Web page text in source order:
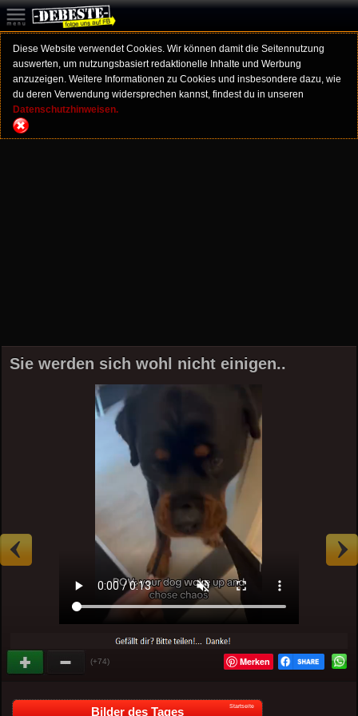
Diese Website verwendet Cookies. Wir können damit die Seitennutzung
auswerten, um nutzungsbasiert redaktionelle Inhalte und Werbung
anzuzeigen. Weitere Informationen zu Cookies und insbesondere dazu, wie
du deren Verwendung widersprechen kannst, findest du in unseren
Datenschutzhinweisen.
Sie werden sich wohl nicht einigen..
(+74) Merken
Bilder des Tages Startseite